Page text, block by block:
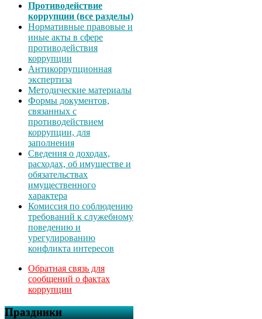
Противодействие
коррупции (все разделы)
Нормативные правовые и
иные акты в сфере
противодействия
коррупции
Антикоррупционная
экспертиза
Методические материалы
Формы документов,
связанных с
противодействием
коррупции, для
заполнения
Сведения о доходах,
расходах, об имуществе и
обязательствах
имущественного
характера
Комиссия по соблюдению
требований к служебному
поведению и
урегулированию
конфликта интересов
Обратная связь для
сообщений о фактах
коррупции
Праздники